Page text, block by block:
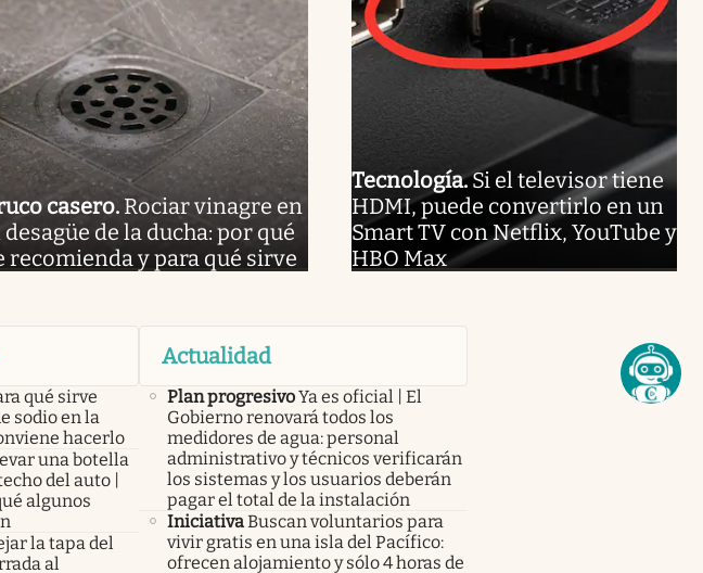
casero. Rociar vinagre en
desagüe de la ducha: por qué
recomienda y para qué sirve
Tecnología.Si el televisor tiene
HDMI, puede convertirlo en un
Smart TV con Netflix, YouTube y
HBO Max
qué sirve
sodio en la
hacerlo
una botella
del auto |
algunos
la tapa del
al
Actualidad
Plan progresivoYa es oficial | El
Gobierno renovará todos los
medidores de agua: personal
administrativo y técnicos verificarán
los sistemas y los usuarios deberán
pagar el total de la instalación
IniciativaBuscan voluntarios para
vivir gratis en una isla del Pacífico:
ofrecen alojamiento y sólo 4 horas de